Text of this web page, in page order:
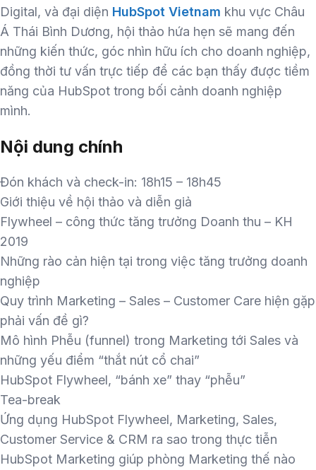
Digital, và đại diện HubSpot Vietnam khu vực Châu
Á Thái Bình Dương, hội thảo hứa hẹn sẽ mang đến
những kiến thức, góc nhìn hữu ích cho doanh nghiệp,
đồng thời tư vấn trực tiếp để các bạn thấy được tiềm
năng của HubSpot trong bối cảnh doanh nghiệp
mình.
Nội dung chính
Đón khách và check-in: 18h15 – 18h45
Giới thiệu về hội thảo và diễn giả
Flywheel – công thức tăng trưởng Doanh thu – KH
2019
Những rào cản hiện tại trong việc tăng trưởng doanh
nghiệp
Quy trình Marketing – Sales – Customer Care hiện gặp
phải vấn đề gì?
Mô hình Phễu (funnel) trong Marketing tới Sales và
những yếu điểm “thắt nút cổ chai”
HubSpot Flywheel, “bánh xe” thay “phễu”
Tea-break
Ứng dụng HubSpot Flywheel, Marketing, Sales,
Customer Service & CRM ra sao trong thực tiễn
HubSpot Marketing giúp phòng Marketing thế nào